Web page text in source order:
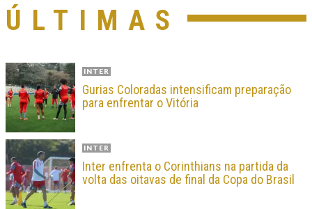
ÚLTIMAS
INTER
Gurias Coloradas intensificam preparação
para enfrentar o Vitória
INTER
Inter enfrenta o Corinthians na partida da
volta das oitavas de final da Copa do Brasil